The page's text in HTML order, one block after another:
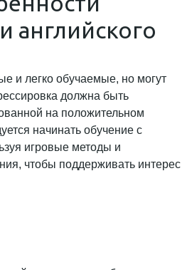
английского
и легко обучаемые, но могут
должна быть
на положительном
начинать обучение с
игровые методы и
чтобы поддерживать интерес